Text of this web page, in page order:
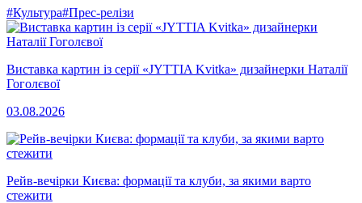
#Культура#Прес-релізи
Виставка картин із серії «JYTTIA Kvitka» дизайнерки Наталії
Гоголєвої
03.08.2026
Рейв-вечірки Києва: формації та клуби, за якими варто
стежити